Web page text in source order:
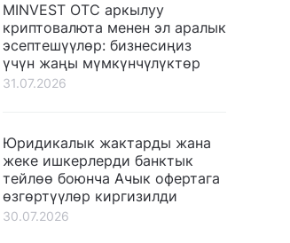
MINVEST OTC аркылуу
криптовалюта менен эл аралык
эсептешүүлөр: бизнесиңиз
үчүн жаңы мүмкүнчүлүктөр
31.07.2026
Юридикалык жактарды жана
жеке ишкерлерди банктык
тейлөө боюнча Ачык офертага
өзгөртүүлөр киргизилди
30.07.2026